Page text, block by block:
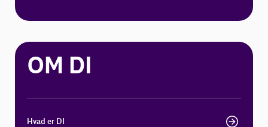
OM DI
Hvad er DI